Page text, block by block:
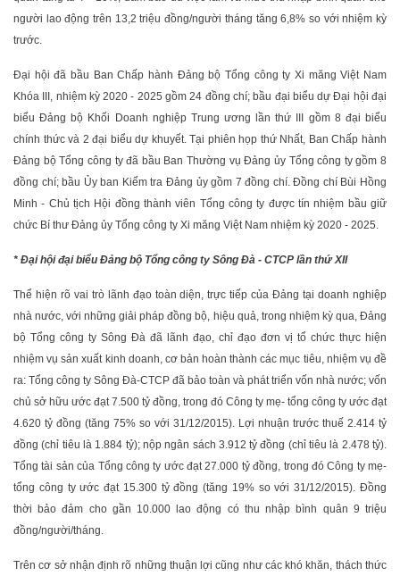
người lao động trên 13,2 triệu đồng/người tháng tăng 6,8% so với nhiệm kỳ
trước.
Đại hội đã bầu Ban Chấp hành Đảng bộ Tổng công ty Xi măng Việt Nam
Khóa III, nhiệm kỳ 2020 - 2025 gồm 24 đồng chí; bầu đại biểu dự Đại hội đại
biểu Đảng bộ Khối Doanh nghiệp Trung ương lần thứ III gồm 8 đại biểu
chính thức và 2 đại biểu dự khuyết. Tại phiên họp thứ Nhất, Ban Chấp hành
Đảng bộ Tổng công ty đã bầu Ban Thường vụ Đảng ủy Tổng công ty gồm 8
đồng chí; bầu Ủy ban Kiểm tra Đảng ủy gồm 7 đồng chí. Đồng chí Bùi Hồng
Minh - Chủ tịch Hội đồng thành viên Tổng công ty được tín nhiệm bầu giữ
chức Bí thư Đảng ủy Tổng công ty Xi măng Việt Nam nhiệm kỳ 2020 - 2025.
* Đại hội đại biểu Đảng bộ Tổng công ty Sông Đà - CTCP lần thứ XII
Thể hiện rõ vai trò lãnh đạo toàn diện, trực tiếp của Đảng tại doanh nghiệp
nhà nước, với những giải pháp đồng bộ, hiệu quả, trong nhiệm kỳ qua, Đảng
bộ Tổng công ty Sông Đà đã lãnh đạo, chỉ đạo đơn vị tổ chức thực hiện
nhiệm vụ sản xuất kinh doanh, cơ bản hoàn thành các mục tiêu, nhiệm vụ đề
ra: Tổng công ty Sông Đà-CTCP đã bảo toàn và phát triển vốn nhà nước; vốn
chủ sở hữu ước đạt 7.500 tỷ đồng, trong đó Công ty mẹ- tổng công ty ước đạt
4.620 tỷ đồng (tăng 75% so với 31/12/2015). Lợi nhuận trước thuế 2.414 tỷ
đồng (chỉ tiêu là 1.884 tỷ); nộp ngân sách 3.912 tỷ đồng (chỉ tiêu là 2.478 tỷ).
Tổng tài sản của Tổng công ty ước đạt 27.000 tỷ đồng, trong đó Công ty mẹ-
tổng công ty ước đạt 15.300 tỷ đồng (tăng 19% so với 31/12/2015). Đồng
thời bảo đảm cho gần 10.000 lao động có thu nhập bình quân 9 triệu
đồng/người/tháng.
Trên cơ sở nhận định rõ những thuận lợi cũng như các khó khăn, thách thức